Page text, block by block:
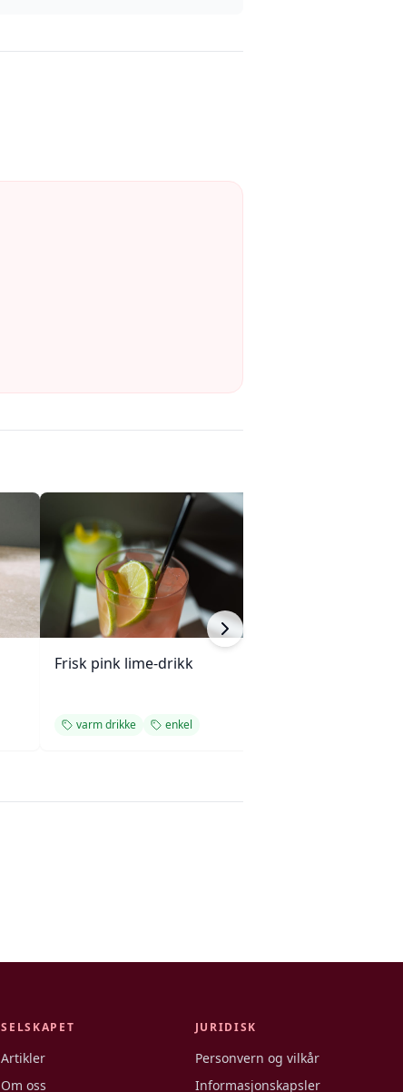
Frisk pink lime-drikk
varm drikke enkel
SELSKAPET
Artikler
Om oss
JURIDISK
Personvern og vilkår
Informasjonskapsler